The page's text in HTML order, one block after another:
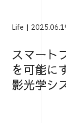
Life
スマート
を可能に
影光学シ